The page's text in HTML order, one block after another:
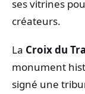
ses vitrines
créateurs.
La Croix du
monument
signé une